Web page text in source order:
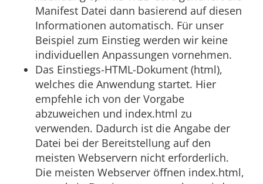
Manifest Datei dann basierend auf diesen
Informationen automatisch. Für unser
Beispiel zum Einstieg werden wir keine
individuellen Anpassungen vornehmen.
Das Einstiegs-HTML-Dokument (html),
welches die Anwendung startet. Hier
empfehle ich von der Vorgabe
abzuweichen und index.html zu
verwenden. Dadurch ist die Angabe der
Datei bei der Bereitstellung auf den
meisten Webservern nicht erforderlich.
Die meisten Webserver öffnen index.html,